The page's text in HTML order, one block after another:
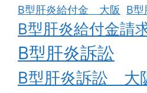
B型肝炎給付金 大阪 B
B型肝炎給付金請
B型肝炎訴訟
B型肝炎訴訟 大